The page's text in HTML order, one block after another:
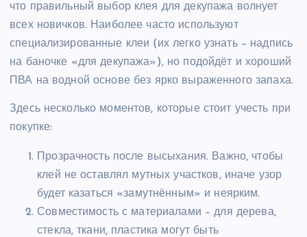
что правильный выбор клея для декупажа волнует
всех новичков. Наиболее часто используют
специализированные клеи (их легко узнать – надпись
на баночке «для декупажа»), но подойдёт и хороший
ПВА на водной основе без ярко выраженного запаха.
Здесь несколько моментов, которые стоит учесть при
покупке:
Прозрачность после высыхания. Важно, чтобы
клей не оставлял мутных участков, иначе узор
будет казаться «замутнённым» и неярким.
Совместимость с материалами – для дерева,
стекла, ткани, пластика могут быть